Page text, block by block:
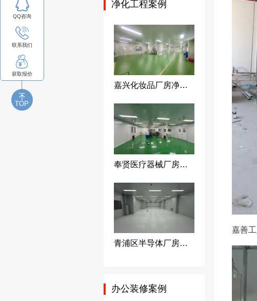
嘉善工
净化工程案例
嘉兴化妆品厂房净化装修万级无尘车间装修洁净工程-上海荣钦净化公司
奉贤医疗器械厂房装修十万级无尘车间装修改造净化工程-上海荣钦装修公司
青浦区半导体厂房无尘室设计-百级电子洁净车间装修净化工程
办公装修案例
QQ咨询
联系我们
获取报价
TOP